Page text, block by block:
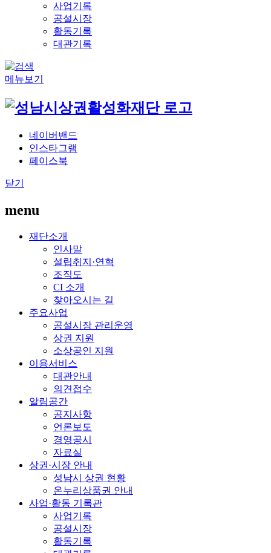
사업기록
공설시장
활동기록
대관기록
메뉴보기
네이버밴드
인스타그램
페이스북
닫기
menu
재단소개
인사말
설립취지·연혁
조직도
CI 소개
찾아오시는 길
주요사업
공설시장 관리운영
상권 지원
소상공인 지원
이용서비스
대관안내
의견접수
알림공간
공지사항
언론보도
경영공시
자료실
상권·시장 안내
성남시 상권 현황
온누리상품권 안내
사업·활동 기록관
사업기록
공설시장
활동기록